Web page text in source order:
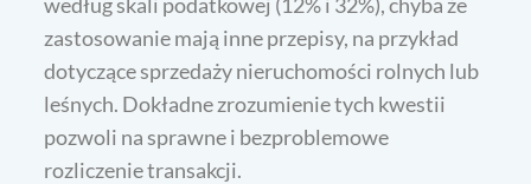
zastosowanie mają inne przepisy, na przykład
dotyczące sprzedaży nieruchomości rolnych lub
leśnych. Dokładne zrozumienie tych kwestii
pozwoli na sprawne i bezproblemowe
rozliczenie transakcji.